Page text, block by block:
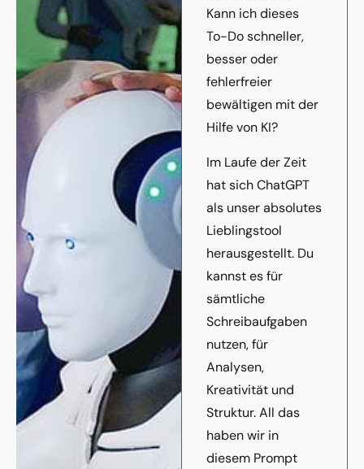
Kann ich dieses
To-Do schneller,
besser oder
fehlerfreier
bewältigen mit der
Hilfe von KI?
Im Laufe der Zeit
hat sich ChatGPT
als unser absolutes
Lieblingstool
herausgestellt. Du
kannst es für
sämtliche
Schreibaufgaben
nutzen, für
Analysen,
Kreativität und
Struktur. All das
haben wir in
diesem Prompt